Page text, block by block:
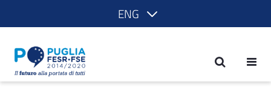
ENG
Dal Bene confiscato al Bene